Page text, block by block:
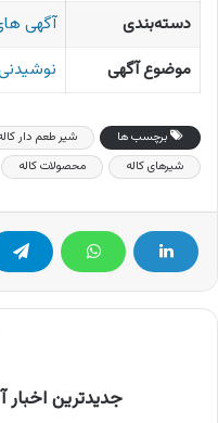
دسته‌بندی
آگهی
موضوع آگهی
برچسب ها شیر طعم دار
شیرهای کاله
محصولات کاله
جدیدترین اخبار